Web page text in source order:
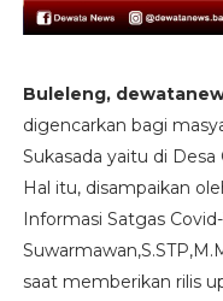
Buleleng,
digencarkan bagi
Sukasada yaitu di Desa
Hal itu, disampaikan
Informasi Satgas
saat memberikan rilis